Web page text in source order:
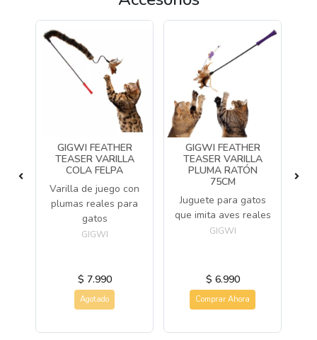
GIGWI FEATHER
TEASER VARILLA
COLA FELPA
Varilla de juego con
plumas reales para
gatos
GIGWI
$ 7.990
Agotado
GIGWI FEATHER
TEASER VARILLA
PLUMA RATÓN
75CM
Juguete para gatos
que imita aves reales
GIGWI
$ 6.990
Comprar Ahora